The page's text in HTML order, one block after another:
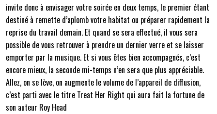
invite donc à envisager votre soirée en deux temps, le premier étant
destiné à remette d’aplomb votre habitat ou préparer rapidement la
reprise du travail demain. Et quand se sera effectué, il vous sera
possible de vous retrouver à prendre un dernier verre et se laisser
emporter par la musique. Et si vous êtes bien accompagnés, c’est
encore mieux, la seconde mi-temps n’en sera que plus appréciable.
Allez, on se lève, on augmente le volume de l’appareil de diffusion,
c’est parti avec le titre Treat Her Right qui aura fait la fortune de
son auteur Roy Head